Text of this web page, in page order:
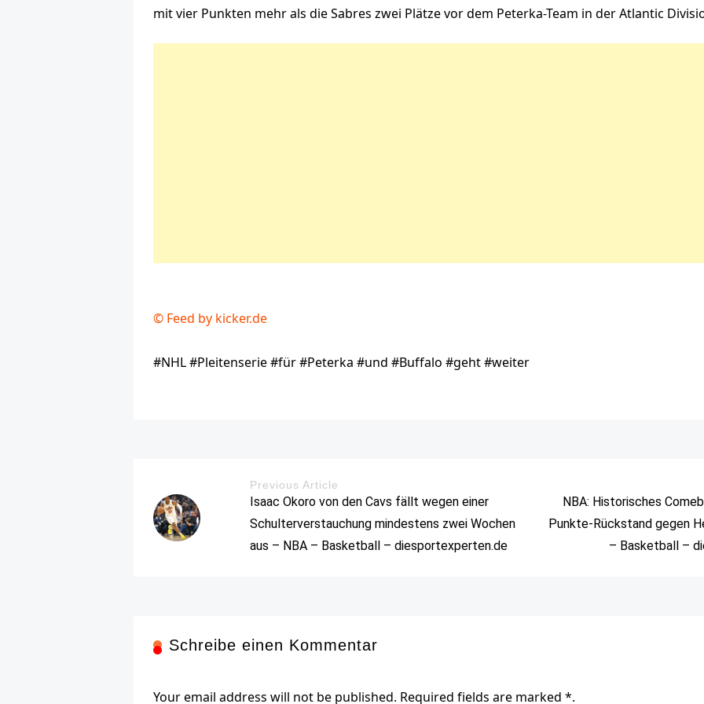
mit vier Punkten mehr als die Sabres zwei Plätze vor dem Peterka-Team in der Atlantic
© Feed by kicker.de
#NHL #Pleitenserie #für #Peterka #und #Buffalo #geht #weiter
Previous Article
Isaac Okoro von den Cavs fällt wegen einer
Schulterverstauchung mindestens zwei Wochen
aus – NBA – Basketball – diesportexperten.de
NBA: Historisches
Punkte-Rückstand gegen
– Basketball –
Schreibe einen Kommentar
Your email address will not be published. Required fields are marked *.